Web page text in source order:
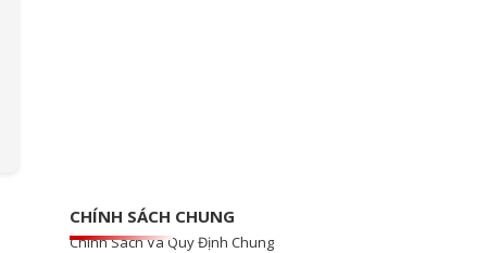
CHÍNH SÁCH CHUNG
Chính Sách Và Quy Định Chung